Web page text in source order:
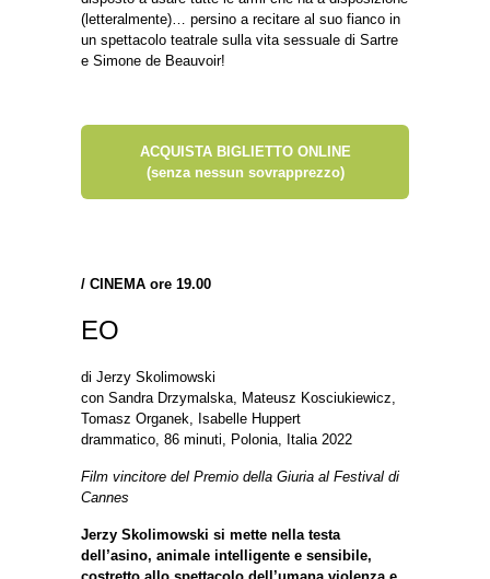
(letteralmente)… persino a recitare al suo fianco in
un spettacolo teatrale sulla vita sessuale di Sartre
e Simone de Beauvoir!
ACQUISTA BIGLIETTO ONLINE
(senza nessun sovrapprezzo)
/ CINEMA ore 19.00
EO
di Jerzy Skolimowski
con Sandra Drzymalska, Mateusz Kosciukiewicz,
Tomasz Organek, Isabelle Huppert
drammatico, 86 minuti, Polonia, Italia 2022
Film vincitore del Premio della Giuria al Festival di
Cannes
Jerzy Skolimowski si mette nella testa
dell’asino, animale intelligente e sensibile,